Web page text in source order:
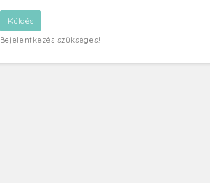
Bejelentkezés szükséges!